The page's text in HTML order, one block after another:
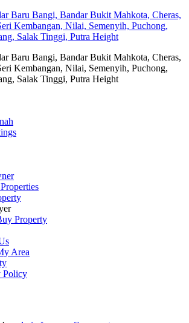
Baru Bangi, Bandar Bukit Mahkota, Cheras,
Kembangan, Nilai, Semenyih, Puchong,
Salak Tinggi, Putra Height
Baru Bangi, Bandar Bukit Mahkota, Cheras,
Kembangan, Nilai, Semenyih, Puchong,
Salak Tinggi, Putra Height
Property
Area
Policy